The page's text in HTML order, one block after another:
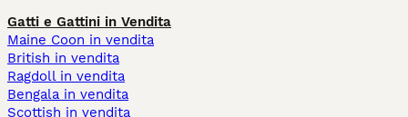
Gatti e Gattini in Vendita
Maine Coon in vendita
British in vendita
Ragdoll in vendita
Bengala in vendita
Scottish in vendita